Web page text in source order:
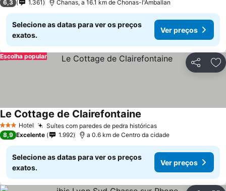
6,3 1.361 Chanas, a 16.1 km de Chonas-l'Amballan
Selecione as datas para ver os preços
exatos.
Ver preços
Partilhar
Escolha popular
3 EstrelasHotel Suítes com paredes de pedra históricasVer preços
Le Cottage de Clairefontaine
8,9 Excelente 1.992 a 0.6 km de Centro da cidade
Selecione as datas para ver os preços
exatos.
Ver preços